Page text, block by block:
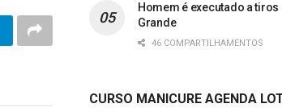
Homem é executado a
Grande
46 COMPARTILHAMENTOS
CURSO MANICURE AGENDA